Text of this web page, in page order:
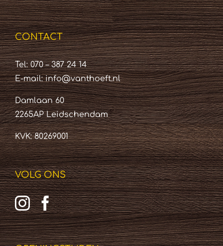
CONTACT
Tel: 070 – 387 24 14
E-mail:info@vanthoeft.nl
Damlaan 60
2265AP Leidschendam
KVK: 80269001
VOLG ONS